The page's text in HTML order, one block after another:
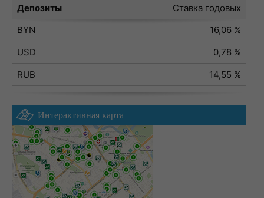
Депозиты
Ставка годовых
BYN
16,06 %
USD
0,78 %
RUB
14,55 %
Интерактивная карта